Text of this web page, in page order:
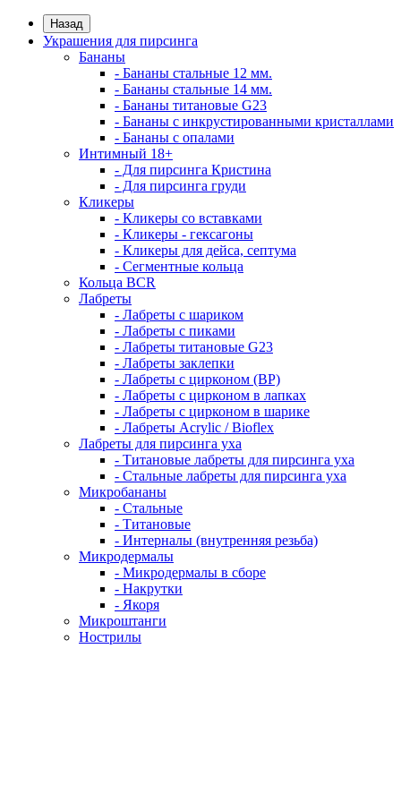
Назад
Украшения для пирсинга
Бананы
- Бананы стальные 12 мм.
- Бананы стальные 14 мм.
- Бананы титановые G23
- Бананы с инкрустированными кристаллами
- Бананы с опалами
Интимный 18+
- Для пирсинга Кристина
- Для пирсинга груди
Кликеры
- Кликеры со вставками
- Кликеры - гексагоны
- Кликеры для дейса, септума
- Сегментные кольца
Кольца BCR
Лабреты
- Лабреты с шариком
- Лабреты с пиками
- Лабреты титановые G23
- Лабреты заклепки
- Лабреты с цирконом (ВР)
- Лабреты с цирконом в лапках
- Лабреты с цирконом в шарике
- Лабреты Acrylic / Bioflex
Лабреты для пирсинга уха
- Титановые лабреты для пирсинга уха
- Стальные лабреты для пирсинга уха
Микробананы
- Стальные
- Титановые
- Интерналы (внутренняя резьба)
Микродермалы
- Микродермалы в сборе
- Накрутки
- Якоря
Микроштанги
Нострилы